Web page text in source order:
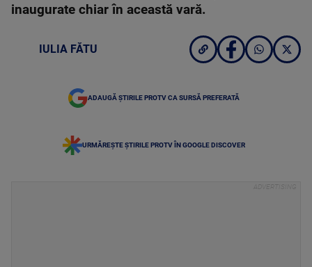
inaugurate chiar în această vară.
IULIA FĂTU
ADAUGĂ ȘTIRILE PROTV CA SURSĂ PREFERATĂ
URMĂREȘTE ȘTIRILE PROTV ÎN GOOGLE DISCOVER